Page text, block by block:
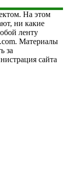
На этом
ни какие
ленту
Материалы
за
сайта